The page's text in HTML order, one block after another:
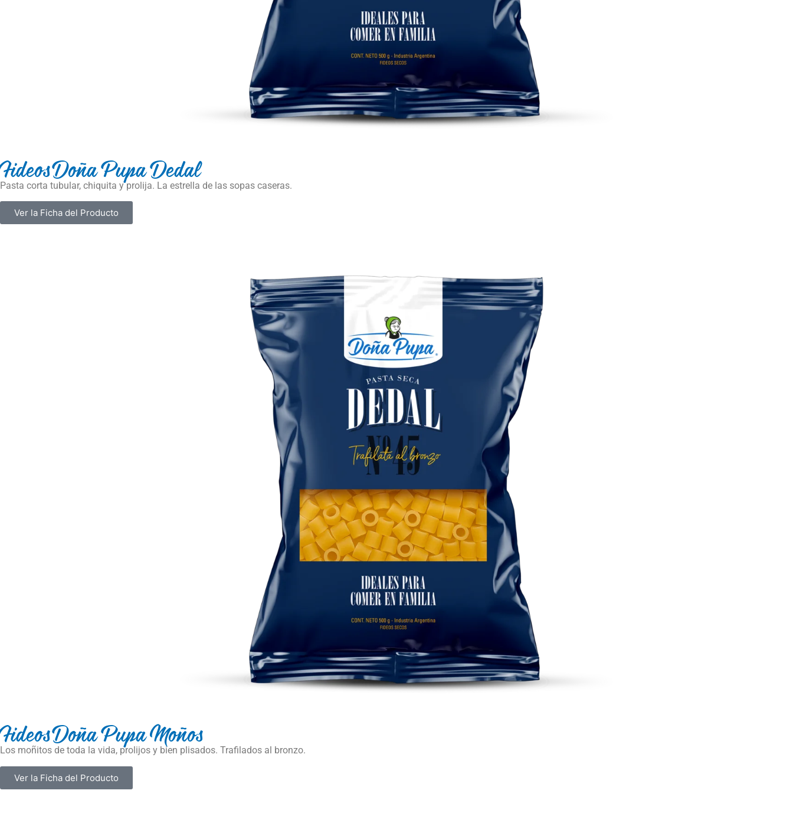
Fideos Doña Pupa Dedal
Pasta corta tubular, chiquita y prolija. La estrella de las sopas caseras.
Ver la Ficha del Producto
Fideos Doña Pupa Moños
Los moñitos de toda la vida, prolijos y bien plisados. Trafilados al bronzo.
Ver la Ficha del Producto